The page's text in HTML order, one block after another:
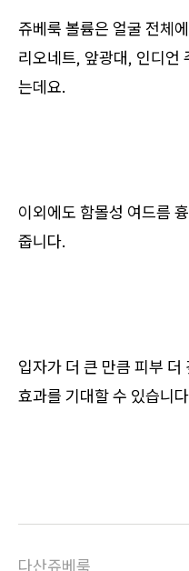
쥬베룩 볼륨은 얼굴 전체
리오네트, 앞광대, 인디언
는데요.
이외에도 함몰성 여드름
줍니다.
입자가 더 큰 만큼 피부
효과를 기대할 수 있습니
다산쥬베룩